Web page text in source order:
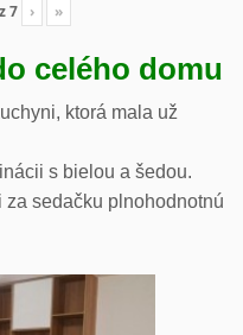
z7 › »
celého domu
ktorá mala už
s bielou a šedou.
sedačku plnohodnotnú